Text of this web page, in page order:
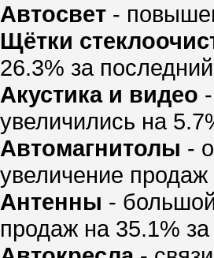
Автосвет -
Щётки
26.3% за
Акустика и видео
увеличились на
Автомагнитолы -
увеличение
Антенны -
продаж на 35.1%